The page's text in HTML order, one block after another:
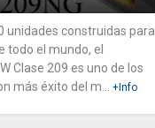
unidades construidas para
todo el mundo, el
Clase 209 es uno de los
más éxito del m...
+Info